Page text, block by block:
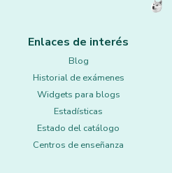
Enlaces de interés
Blog
Historial de exámenes
Widgets para blogs
Estadísticas
Estado del catálogo
Centros de enseñanza